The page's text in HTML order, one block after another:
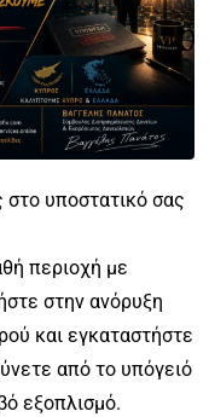
στο υποστατικό σας
περιοχή με
στην ανόρυξη
και εγκαταστήστε
από το υπόγειό
εξοπλισμό.